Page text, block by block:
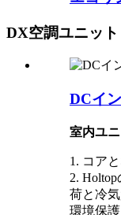
DX空調ユニット
DCイ
室内ユ
1. コア
2.
荷と冷
環境保